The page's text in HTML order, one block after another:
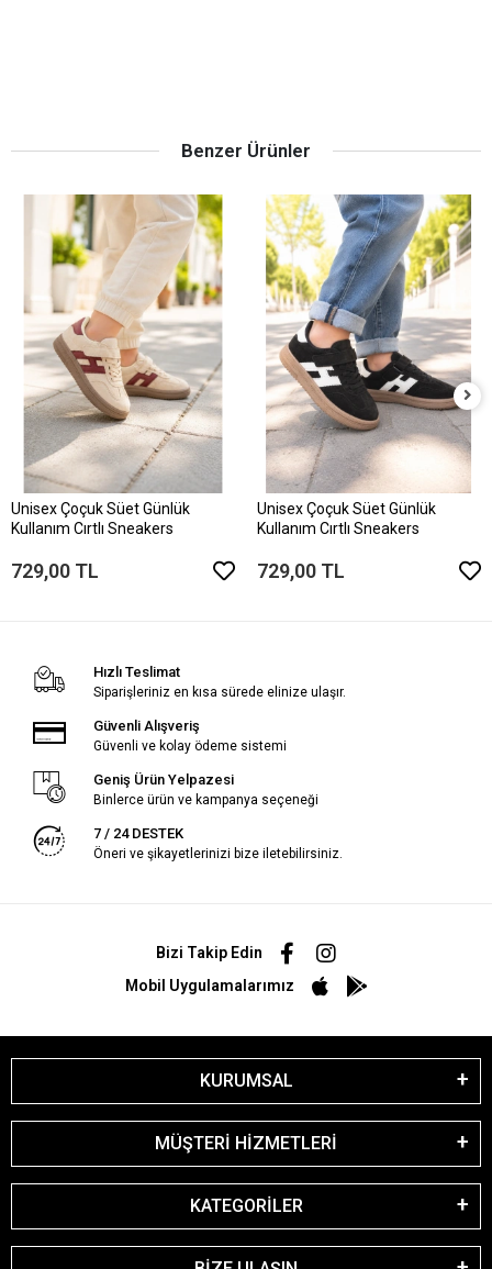
Benzer Ürünler
Unisex Çoçuk Süet Günlük
Kullanım Cırtlı Sneakers
729,00 TL
Unisex Çoçuk Süet Günlük
Kullanım Cırtlı Sneakers
729,00 TL
Hızlı Teslimat
Siparişleriniz en kısa sürede elinize ulaşır.
Güvenli Alışveriş
Güvenli ve kolay ödeme sistemi
Geniş Ürün Yelpazesi
Binlerce ürün ve kampanya seçeneği
7 / 24 DESTEK
Öneri ve şikayetlerinizi bize iletebilirsiniz.
Bizi Takip Edin
Mobil Uygulamalarımız
KURUMSAL
MÜŞTERİ HİZMETLERİ
KATEGORİLER